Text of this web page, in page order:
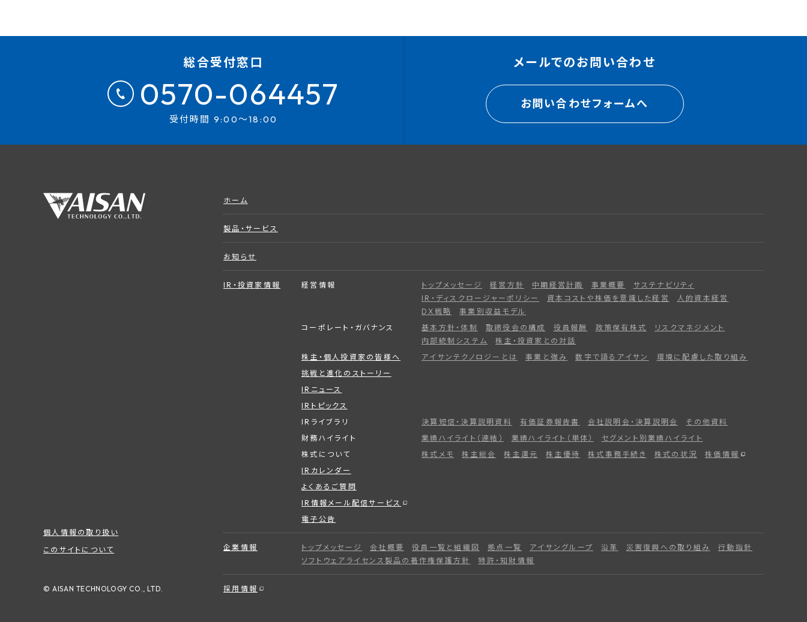
総合受付窓口
0570-064457
受付時間 9:00～18:00
メールでのお問い合わせ
お問い合わせフォームへ
ホーム
製品・サービス
お知らせ
IR・投資家情報 経営情報 トップメッセージ 経営方針 中期経営計画 事業概要
サステナビリティ
IR・ディスクロージャーポリシー
資本コストや株価を意識した経営
人的資本経営
DX戦略
事業別収益モデル
コーポレート・ガバナンス
基本方針・体制 取締役会の構成 役員報酬 政策保有株式
リスクマネジメント
内部統制システム
株主・投資家との対話
株主・個人投資家の皆様へ
アイサンテクノロジーとは 事業と強み 数字で語るアイサン
環境に配慮した取り組み
挑戦と進化のストーリー
IRニュース
IRトピックス
IRライブラリ
決算短信・決算説明資料 有価証券報告書 会社説明会・決算説明会
その他資料
財務ハイライト
業績ハイライト（連結） 業績ハイライト（単体）
セグメント別業績ハイライト
株式について
株式メモ 株主総会 株主還元 株主優待 株式事務手続き 株式の状況
株価情報
IRカレンダー
よくあるご質問
IR情報メール配信サービス
電子公告
企業情報 トップメッセージ 会社概要 役員一覧と組織図 拠点一覧 アイサングループ 沿革 災害復興への取り組み
行動指針
ソフトウェアライセンス製品の著作権保護方針
特許・知財情報
採用情報
個人情報の取り扱い
このサイトについて
© AISAN TECHNOLOGY CO., LTD.